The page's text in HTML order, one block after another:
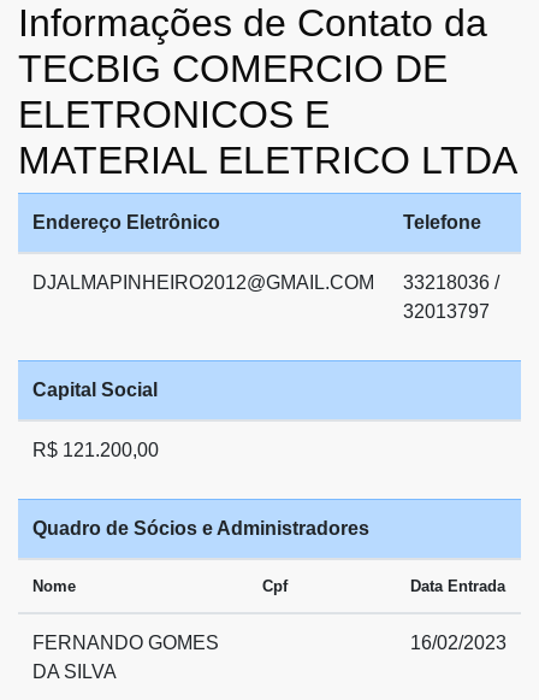
Informações de Contato da
TECBIG COMERCIO DE
ELETRONICOS E
MATERIAL ELETRICO LTDA
Endereço Eletrônico Telefone
DJALMAPINHEIRO2012@GMAIL.COM
33218036 /
32013797
Capital Social
R$ 121.200,00
Quadro de Sócios e Administradores
Nome Cpf Data Entrada
FERNANDO GOMES
DA SILVA
16/02/2023